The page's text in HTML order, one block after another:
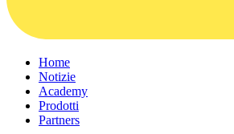
Home
Notizie
Academy
Prodotti
Partners